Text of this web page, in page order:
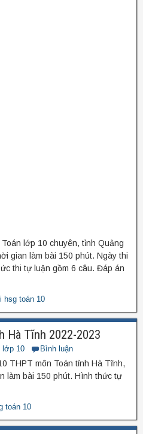
lớp 10 chuyên, tỉnh Quảng
gian làm bài 150 phút. Ngày thi
thi tự luận gồm 6 câu. Đáp án
hsg toán 10
Hà Tĩnh 2022-2023
lớp 10 Bình luận
THPT môn Toán tỉnh Hà Tĩnh,
làm bài 150 phút. Hình thức tự
toán 10